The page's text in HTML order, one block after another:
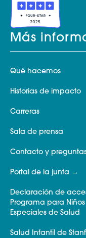
Más
Qué hacemos
Historias de impacto
Carreras
Sala de prensa
Contacto y
Portal de la junta
Declaración de
Programa para
Especiales de Salud
Salud Infantil de